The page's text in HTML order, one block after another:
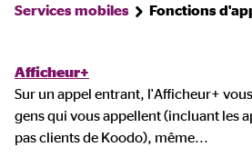
Services mobiles Fonctions
Afficheur+
Sur un appel entrant, l'Afficheur+
gens qui vous appellent (incluant les
pas clients de Koodo), même...